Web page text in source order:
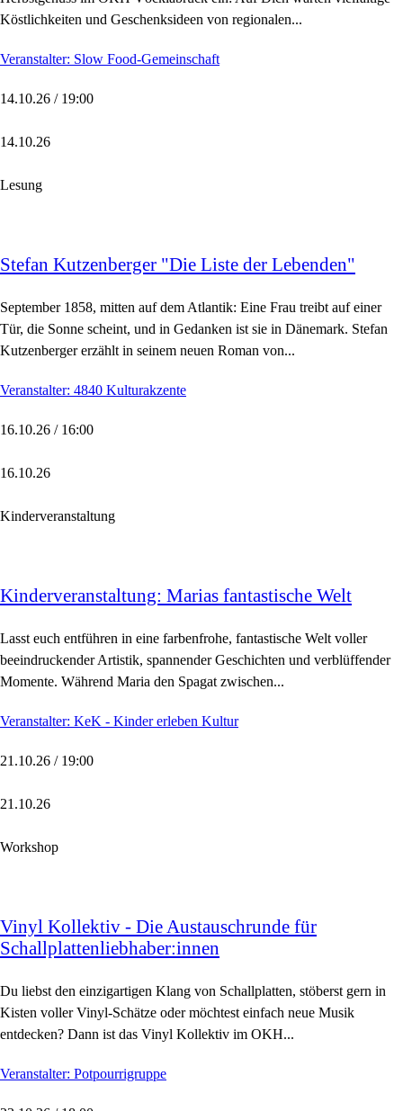
Köstlichkeiten und Geschenksideen von regionalen...
Veranstalter: Slow Food-Gemeinschaft
14.10.26 / 19:00
14.10.26
Lesung
Stefan Kutzenberger "Die Liste der Lebenden"
September 1858, mitten auf dem Atlantik: Eine Frau treibt auf einer
Tür, die Sonne scheint, und in Gedanken ist sie in Dänemark. Stefan
Kutzenberger erzählt in seinem neuen Roman von...
Veranstalter: 4840 Kulturakzente
16.10.26 / 16:00
16.10.26
Kinderveranstaltung
Kinderveranstaltung: Marias fantastische Welt
Lasst euch entführen in eine farbenfrohe, fantastische Welt voller
beeindruckender Artistik, spannender Geschichten und verblüffender
Momente. Während Maria den Spagat zwischen...
Veranstalter: KeK - Kinder erleben Kultur
21.10.26 / 19:00
21.10.26
Workshop
Vinyl Kollektiv - Die Austauschrunde für
Schallplattenliebhaber:innen
Du liebst den einzigartigen Klang von Schallplatten, stöberst gern in
Kisten voller Vinyl-Schätze oder möchtest einfach neue Musik
entdecken? Dann ist das Vinyl Kollektiv im OKH...
Veranstalter: Potpourrigruppe